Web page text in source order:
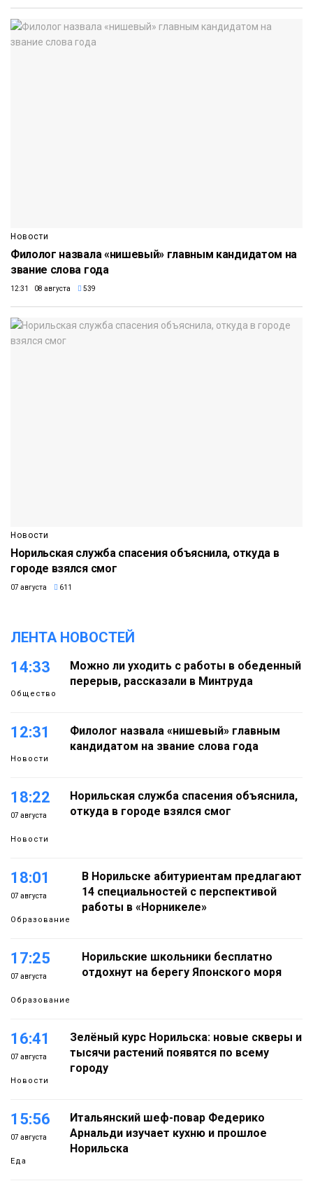
Новости
Филолог назвала «нишевый» главным кандидатом на
звание слова года
12:31 08 августа 539
Новости
Норильская служба спасения объяснила, откуда в
городе взялся смог
07 августа 611
ЛЕНТА НОВОСТЕЙ
14:33
Общество
Можно ли уходить с работы в обеденный
перерыв, рассказали в Минтруда
12:31
Новости
Филолог назвала «нишевый» главным
кандидатом на звание слова года
18:22
07 августа
Новости
Норильская служба спасения объяснила,
откуда в городе взялся смог
18:01
07 августа
Образование
В Норильске абитуриентам предлагают
14 специальностей с перспективой
работы в «Норникеле»
17:25
07 августа
Образование
Норильские школьники бесплатно
отдохнут на берегу Японского моря
16:41
07 августа
Новости
Зелёный курс Норильска: новые скверы и
тысячи растений появятся по всему
городу
15:56
07 августа
Еда
Итальянский шеф-повар Федерико
Арнальди изучает кухню и прошлое
Норильска